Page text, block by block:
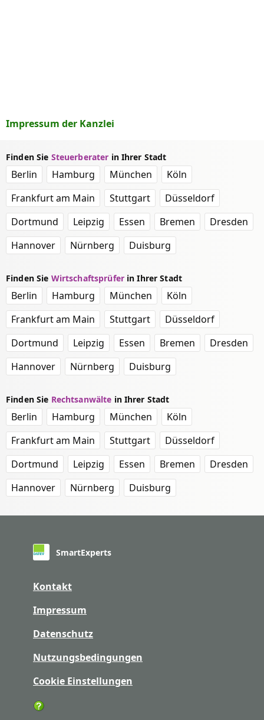
Impressum der Kanzlei
Finden Sie Steuerberater in Ihrer Stadt
Berlin Hamburg München
Köln
Frankfurt am Main
Stuttgart
Düsseldorf
Dortmund
Leipzig Essen Bremen
Dresden
Hannover
Nürnberg Duisburg
Finden Sie Wirtschaftsprüferin Ihrer Stadt
Berlin Hamburg München
Köln
Frankfurt am Main
Stuttgart
Düsseldorf
Dortmund
Leipzig Essen Bremen
Dresden
Hannover
Nürnberg Duisburg
Finden Sie Rechtsanwälte in Ihrer Stadt
Berlin Hamburg München
Köln
Frankfurt am Main
Stuttgart
Düsseldorf
Dortmund
Leipzig Essen Bremen
Dresden
Hannover
Nürnberg Duisburg
SmartExperts
Kontakt
Impressum
Datenschutz
Nutzungsbedingungen
Cookie Einstellungen